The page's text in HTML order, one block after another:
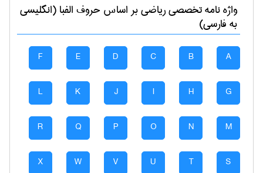
واژه نامه تخصصیرياضیبر اساس حروف الفبا (انگلیسی
به فارسی)
A
B
C
D
E
F
G
H
I
J
K
L
M
N
O
P
Q
R
S
T
U
V
W
X